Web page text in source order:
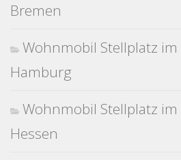
Bremen
Wohnmobil Stellplatz
Hamburg
Wohnmobil Stellplatz
Hessen